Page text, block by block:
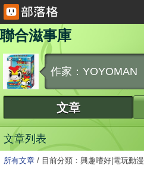
聯合滋事庫
作家：YOYOMAN
文章
文章列表
所有文章 / 目前分類：興趣嗜好|電玩動漫